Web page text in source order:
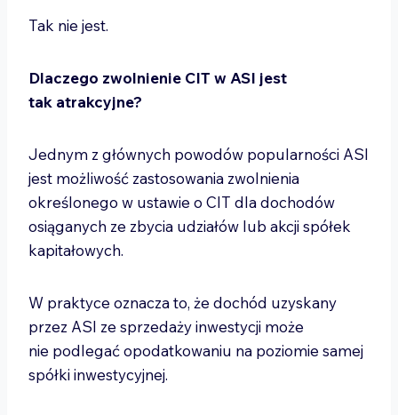
Tak nie jest.
Dlaczego zwolnienie CIT w ASI jest
tak atrakcyjne?
Jednym z głównych powodów popularności ASI
jest możliwość zastosowania zwolnienia
określonego w ustawie o CIT dla dochodów
osiąganych ze zbycia udziałów lub akcji spółek
kapitałowych.
W praktyce oznacza to, że dochód uzyskany
przez ASI ze sprzedaży inwestycji może
nie podlegać opodatkowaniu na poziomie samej
spółki inwestycyjnej.